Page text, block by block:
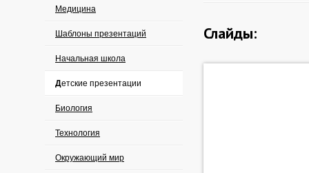
Медицина
Шаблоны презентаций
Начальная школа
Детские презентации
Биология
Технология
Окружающий мир
Слайды: